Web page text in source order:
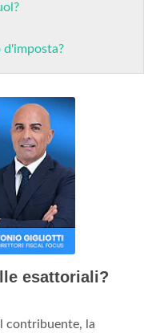
d'imposta?
esattoriali?
contribuente, la